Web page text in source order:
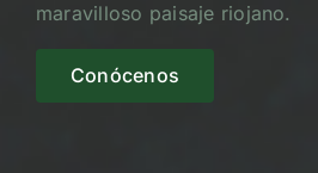
maravilloso paisaje riojano.
Conócenos